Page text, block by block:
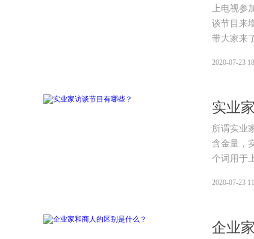
上电视
谈节目来
带大家来
2020-07-23
实业
所谓实业
含金量，
个词用于
2020-07-23
企业